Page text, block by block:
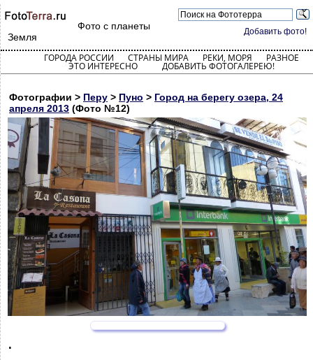
Добавить фото!
Фото с планеты
Земля
ГОРОДА РОССИИ СТРАНЫ МИРА РЕКИ, МОРЯ РАЗНОЕ
ЭТО ИНТЕРЕСНО ДОБАВИТЬ ФОТОГАЛЕРЕЮ!
Фотографии > Перу > Пуно > Город на берегу озера, 24
апреля 2013 (Фото №12)
.